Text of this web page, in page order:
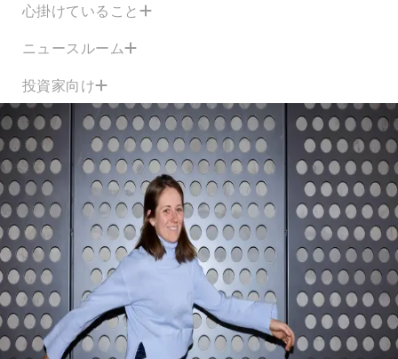
心掛けていること
ニュースルーム
投資家向け